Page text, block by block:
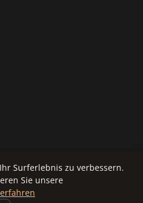
Surferlebnis zu verbessern.
Sie unsere